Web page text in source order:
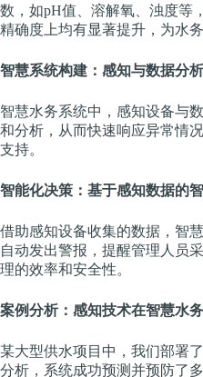
数，如pH值、溶解氧、浊度等
精确度上均有显著提升，为水
智慧系统构建：感知与数据分
智慧水务系统中，感知设备与
和分析，从而快速响应异常情
支持。
智能化决策：基于感知数据的
借助感知设备收集的数据，智
自动发出警报，提醒管理人员
理的效率和安全性。
案例分析：感知技术在智慧水
某大型供水项目中，我们部署
分析，系统成功预测并预防了